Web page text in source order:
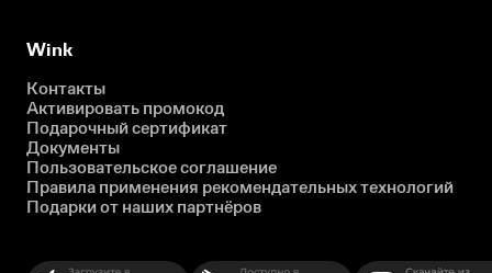
Wink
Контакты
Активировать промокод
Подарочный сертификат
Документы
Пользовательское соглашение
Правила применения рекомендательных технологий
Подарки от наших партнёров